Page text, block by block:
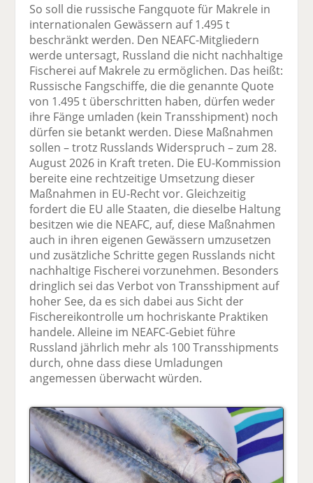
So soll die russische Fangquote für Makrele in
internationalen Gewässern auf 1.495 t
beschränkt werden. Den NEAFC-Mitgliedern
werde untersagt, Russland die nicht nachhaltige
Fischerei auf Makrele zu ermöglichen. Das heißt:
Russische Fangschiffe, die die genannte Quote
von 1.495 t überschritten haben, dürfen weder
ihre Fänge umladen (kein Transshipment) noch
dürfen sie betankt werden. Diese Maßnahmen
sollen – trotz Russlands Widerspruch – zum 28.
August 2026 in Kraft treten. Die EU-Kommission
bereite eine rechtzeitige Umsetzung dieser
Maßnahmen in EU-Recht vor. Gleichzeitig
fordert die EU alle Staaten, die dieselbe Haltung
besitzen wie die NEAFC, auf, diese Maßnahmen
auch in ihren eigenen Gewässern umzusetzen
und zusätzliche Schritte gegen Russlands nicht
nachhaltige Fischerei vorzunehmen. Besonders
dringlich sei das Verbot von Transshipment auf
hoher See, da es sich dabei aus Sicht der
Fischereikontrolle um hochriskante Praktiken
handele. Alleine im NEAFC-Gebiet führe
Russland jährlich mehr als 100 Transshipments
durch, ohne dass diese Umladungen
angemessen überwacht würden.